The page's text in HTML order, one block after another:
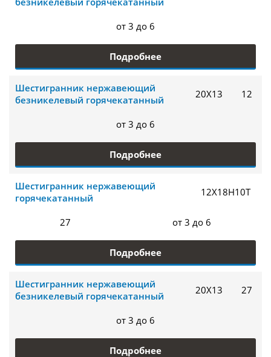
от 3 до 6
Подробнее
Шестигранник нержавеющий
безникелевый горячекатанный
20Х13 12
от 3 до 6
Подробнее
Шестигранник нержавеющий
горячекатанный
12Х18Н10Т
27 от 3 до 6
Подробнее
Шестигранник нержавеющий
безникелевый горячекатанный
20Х13 27
от 3 до 6
Подробнее